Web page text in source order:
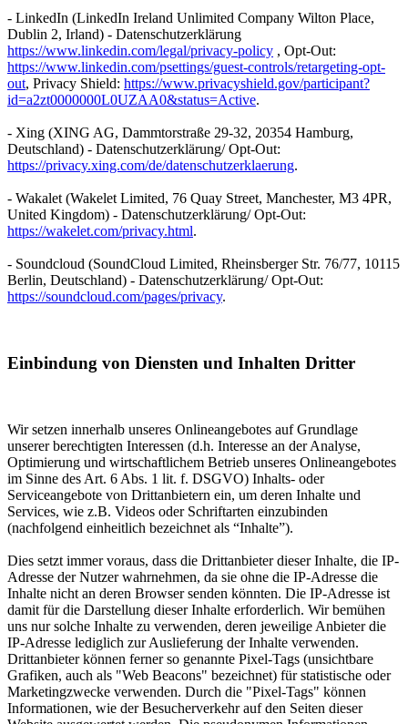
- LinkedIn (LinkedIn Ireland Unlimited Company Wilton Place,
Dublin 2, Irland) - Datenschutzerklärung
https://www.linkedin.com/legal/privacy-policy , Opt-Out:
https://www.linkedin.com/psettings/guest-controls/retargeting-opt-
out, Privacy Shield: https://www.privacyshield.gov/participant?
id=a2zt0000000L0UZAA0&status=Active.
- Xing (XING AG, Dammtorstraße 29-32, 20354 Hamburg,
Deutschland) - Datenschutzerklärung/ Opt-Out:
https://privacy.xing.com/de/datenschutzerklaerung.
- Wakalet (Wakelet Limited, 76 Quay Street, Manchester, M3 4PR,
United Kingdom) - Datenschutzerklärung/ Opt-Out:
https://wakelet.com/privacy.html.
- Soundcloud (SoundCloud Limited, Rheinsberger Str. 76/77, 10115
Berlin, Deutschland) - Datenschutzerklärung/ Opt-Out:
https://soundcloud.com/pages/privacy.
Einbindung von Diensten und Inhalten Dritter
Wir setzen innerhalb unseres Onlineangebotes auf Grundlage
unserer berechtigten Interessen (d.h. Interesse an der Analyse,
Optimierung und wirtschaftlichem Betrieb unseres Onlineangebotes
im Sinne des Art. 6 Abs. 1 lit. f. DSGVO) Inhalts- oder
Serviceangebote von Drittanbietern ein, um deren Inhalte und
Services, wie z.B. Videos oder Schriftarten einzubinden
(nachfolgend einheitlich bezeichnet als “Inhalte”).
Dies setzt immer voraus, dass die Drittanbieter dieser Inhalte, die IP-
Adresse der Nutzer wahrnehmen, da sie ohne die IP-Adresse die
Inhalte nicht an deren Browser senden könnten. Die IP-Adresse ist
damit für die Darstellung dieser Inhalte erforderlich. Wir bemühen
uns nur solche Inhalte zu verwenden, deren jeweilige Anbieter die
IP-Adresse lediglich zur Auslieferung der Inhalte verwenden.
Drittanbieter können ferner so genannte Pixel-Tags (unsichtbare
Grafiken, auch als "Web Beacons" bezeichnet) für statistische oder
Marketingzwecke verwenden. Durch die "Pixel-Tags" können
Informationen, wie der Besucherverkehr auf den Seiten dieser